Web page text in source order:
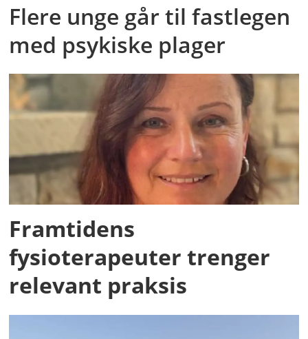
Flere unge går til fastlegen
med psykiske plager
Framtidens
fysioterapeuter trenger
relevant praksis